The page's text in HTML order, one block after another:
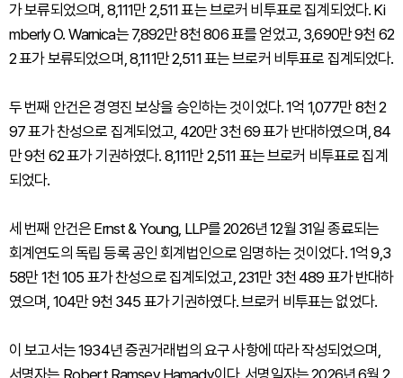
가 보류되었으며, 8,111만 2,511 표는 브로커 비투표로 집계되었다. Ki
mberly O. Warnica는 7,892만 8천 806 표를 얻었고, 3,690만 9천 62
2 표가 보류되었으며, 8,111만 2,511 표는 브로커 비투표로 집계되었다.
두 번째 안건은 경영진 보상을 승인하는 것이었다. 1억 1,077만 8천 2
97 표가 찬성으로 집계되었고, 420만 3천 69 표가 반대하였으며, 84
만 9천 62 표가 기권하였다. 8,111만 2,511 표는 브로커 비투표로 집계
되었다.
세 번째 안건은 Ernst & Young, LLP를 2026년 12월 31일 종료되는
회계연도의 독립 등록 공인 회계법인으로 임명하는 것이었다. 1억 9,3
58만 1천 105 표가 찬성으로 집계되었고, 231만 3천 489 표가 반대하
였으며, 104만 9천 345 표가 기권하였다. 브로커 비투표는 없었다.
이 보고서는 1934년 증권거래법의 요구 사항에 따라 작성되었으며,
서명자는 Robert Ramsey Hamady이다. 서명일자는 2026년 6월 2